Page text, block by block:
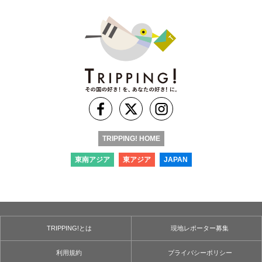
TRIPPING! HOME
東南アジア 東アジア JAPAN
TRIPPING!とは 現地レポーター募集
利用規約 プライバシーポリシー